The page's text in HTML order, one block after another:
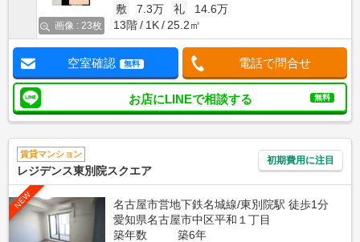
画像 : 23枚
敷
7.3万 礼
14.6万
13階
1K 25.2㎡
空室確認 無料 電話で問合せ
お店にLINEで相談する 無料
賃貸マンション
レジデンス東別院スクエア
初期費用に注目
NEW
名古屋市営地下鉄名城線/東別院駅 徒歩1分
愛知県名古屋市中区平和１丁目
築年数
築6年